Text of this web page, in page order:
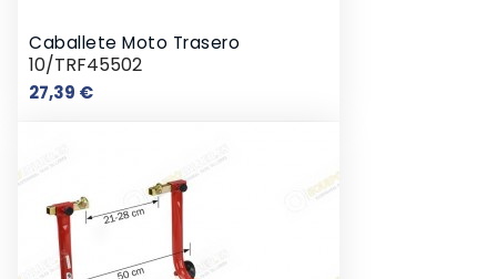
Caballete Moto Trasero
10/TRF45502
27,39 €Precio